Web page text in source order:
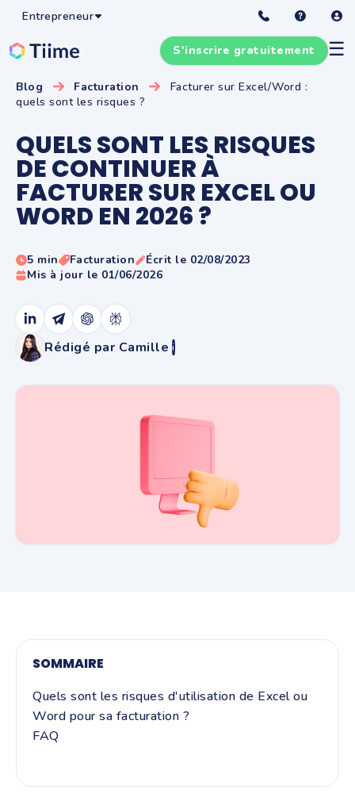
Entrepreneur
☰
S'inscrire gratuitement
Blog Facturation
Facturer sur Excel/Word :
quels sont les risques ?
QUELS SONT LES RISQUES
DE CONTINUER À
FACTURER SUR EXCEL OU
WORD EN 2026 ?
5 min Facturation
Écrit le 02/08/2023
Mis à jour le 01/06/2026
Rédigé par Camille i
SOMMAIRE
Quels sont les risques d'utilisation de Excel ou
Word pour sa facturation ?
FAQ